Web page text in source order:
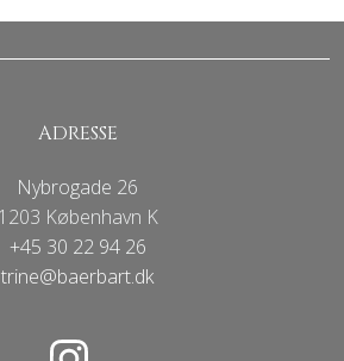
ADRESSE
Nybrogade 26
1203 København K
+45 30 22 94 26
trine@baerbart.dk